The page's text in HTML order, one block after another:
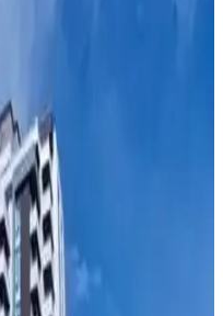
Chicago Vida
Rolü
deri çanta tasarımında
sunar. Bu yöntem, minimalist
yenilikçi bir yaklaşım
Minimalist